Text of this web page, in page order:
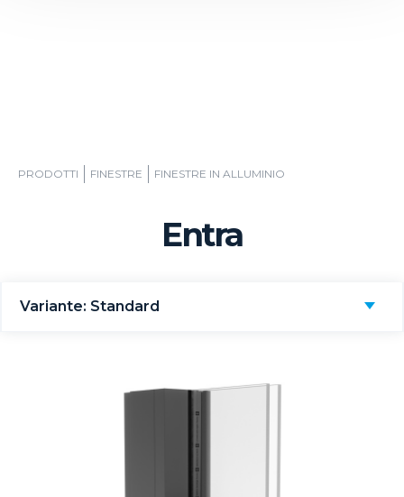
PRODOTTI FINESTRE FINESTRE IN ALLUMINIO
Entra
Variante: Standard